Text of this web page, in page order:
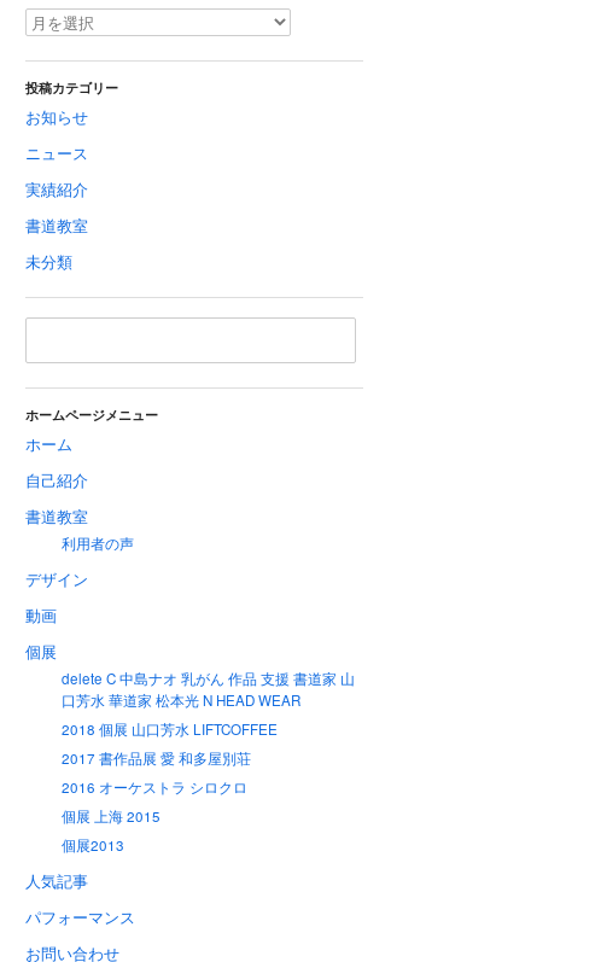
投稿カテゴリー
お知らせ
ニュース
実績紹介
書道教室
未分類
ホームページメニュー
ホーム
自己紹介
書道教室
利用者の声
デザイン
動画
個展
delete C 中島ナオ 乳がん 作品 支援 書道家 山
口芳水 華道家 松本光 N HEAD WEAR
2018 個展 山口芳水 LIFTCOFFEE
2017 書作品展 愛 和多屋別荘
2016 オーケストラ シロクロ
個展 上海 2015
個展2013
人気記事
パフォーマンス
お問い合わせ